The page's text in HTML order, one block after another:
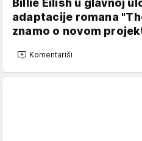
Billie Eilish u glavnoj
adaptacije romana
znamo o novom
Komentariši